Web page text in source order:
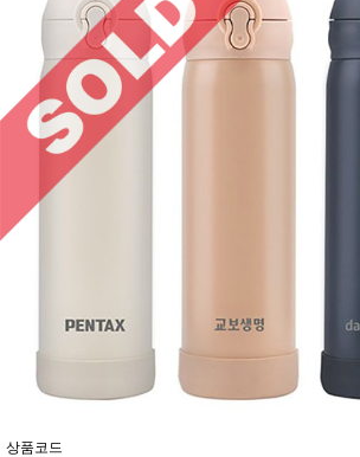
상품코드